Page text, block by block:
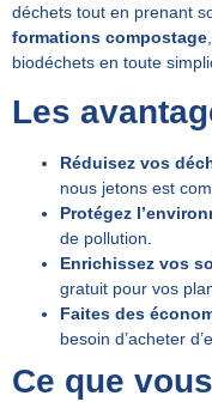
déchets tout en prenant
formations compostage
biodéchets en toute
Les
Réduisez vos
nous jetons est
Protégez
de pollution.
Enrichissez vos
gratuit pour vos
Faites des
besoin d’acheter
Ce que